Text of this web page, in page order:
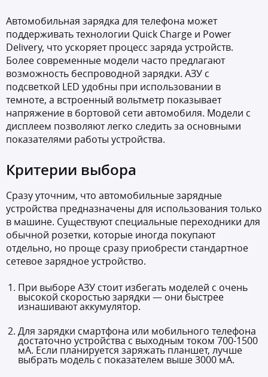
Автомобильная зарядка для телефона может
поддерживать технологии Quick Charge и Power
Delivery, что ускоряет процесс заряда устройств.
Более современные модели часто предлагают
возможность беспроводной зарядки. АЗУ с
подсветкой LED удобны при использовании в
темноте, а встроенный вольтметр показывает
напряжение в бортовой сети автомобиля. Модели с
дисплеем позволяют легко следить за основными
показателями работы устройства.
Критерии выбора
Сразу уточним, что автомобильные зарядные
устройства предназначены для использования только
в машине. Существуют специальные переходники для
обычной розетки, которые иногда покупают
отдельно, но проще сразу приобрести стандартное
сетевое зарядное устройство.
При выборе АЗУ стоит избегать моделей с очень
высокой скоростью зарядки — они быстрее
изнашивают аккумулятор.
Для зарядки смартфона или мобильного телефона
достаточно устройства с выходным током 700-1500
мА. Если планируется заряжать планшет, лучше
выбрать модель с показателем выше 3000 мА.